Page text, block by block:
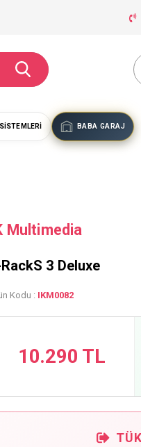
BABA GARAJ
Multimedia
3 Deluxe
Kodu : IKM0082
10.290 TL